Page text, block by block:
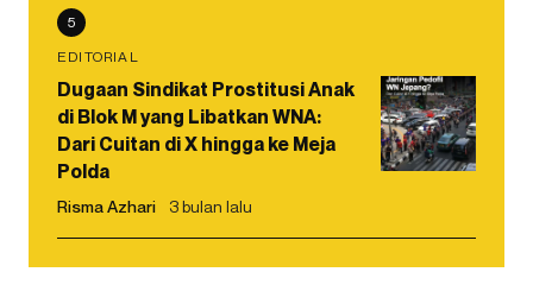
5
EDITORIAL
Dugaan Sindikat Prostitusi Anak
di Blok M yang Libatkan WNA:
Dari Cuitan di X hingga ke Meja
Polda
Risma Azhari 3 bulan lalu